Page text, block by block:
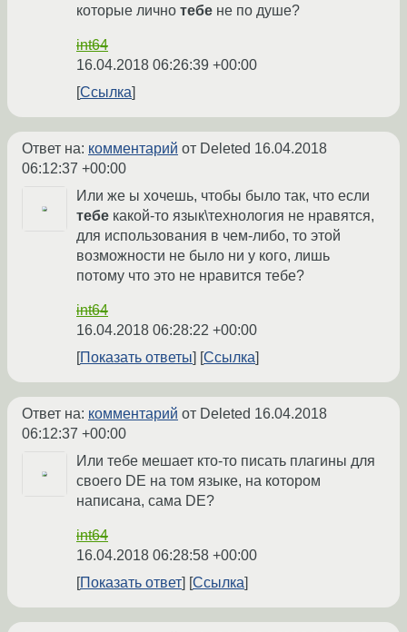
которые лично тебе не по душе?
int64
16.04.2018 06:26:39 +00:00
Ссылка
Ответ на: комментарий от Deleted 16.04.2018
06:12:37 +00:00
Или же ы хочешь, чтобы было так, что если
тебе какой-то язык\технология не нравятся,
для использования в чем-либо, то этой
возможности не было ни у кого, лишь
потому что это не нравится тебе?
int64
16.04.2018 06:28:22 +00:00
Показать ответы
Ссылка
Ответ на: комментарий от Deleted 16.04.2018
06:12:37 +00:00
Или тебе мешает кто-то писать плагины для
своего DE на том языке, на котором
написана, сама DE?
int64
16.04.2018 06:28:58 +00:00
Показать ответ
Ссылка